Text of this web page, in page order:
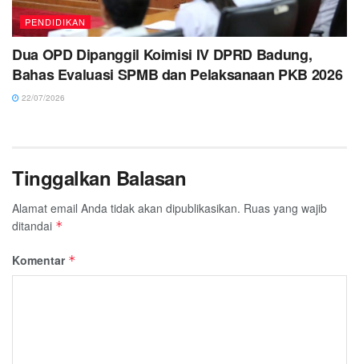
PENDIDIKAN
Dua OPD Dipanggil Koimisi IV DPRD Badung,
Bahas Evaluasi SPMB dan Pelaksanaan PKB 2026
22/07/2026
Tinggalkan Balasan
Alamat email Anda tidak akan dipublikasikan. Ruas yang wajib
ditandai *
Komentar *